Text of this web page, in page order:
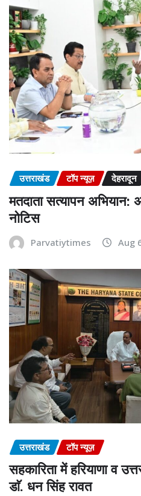
उत्तराखंड टॉप न्यूज़ देहरादून
मतदाता सत्यापन
नोटिस
Parvatiytimes Aug
उत्तराखंड टॉप न्यूज़
सहकारिता में हरियाणा व
डाॅ. धन सिंह रावत